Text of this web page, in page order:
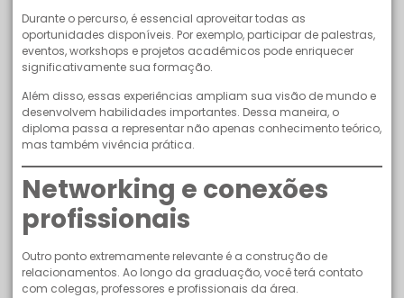
Durante o percurso, é essencial aproveitar todas as
oportunidades disponíveis. Por exemplo, participar de palestras,
eventos, workshops e projetos acadêmicos pode enriquecer
significativamente sua formação.
Além disso, essas experiências ampliam sua visão de mundo e
desenvolvem habilidades importantes. Dessa maneira, o
diploma passa a representar não apenas conhecimento teórico,
mas também vivência prática.
Networking e conexões
profissionais
Outro ponto extremamente relevante é a construção de
relacionamentos. Ao longo da graduação, você terá contato
com colegas, professores e profissionais da área.